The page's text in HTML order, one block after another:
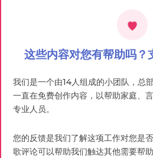
这些内容对您有帮助吗
我们是一个由14人组成的小团队，总
一直在免费创作内容，以帮助家庭、
专业人员。
您的反馈是我们了解这项工作对您是
歌评论可以帮助我们触达其他需要帮